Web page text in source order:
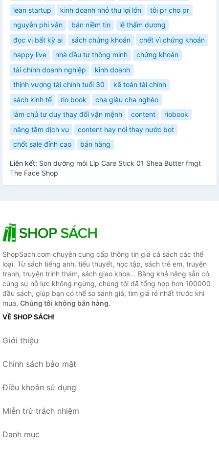
lean startup
kinh doanh nhỏ thu lợi lớn
tôi pr cho pr
nguyễn phi vân
bán niềm tin
lê thẩm dương
đọc vị bất kỳ ai
sách chứng khoán
chết vì chứng khoán
happy live
nhà đầu tư thông minh
chứng khoán
tài chính doanh nghiệp
kinh doanh
thịnh vượng tài chính tuổi 30
kế toán tài chính
sách kinh tế
rio book
cha giàu cha nghèo
làm chủ tư duy thay đổi vận mệnh
content
riobook
nâng tầm dịch vụ
content hay nói thay nước bọt
chốt sale đỉnh cao
bán hàng
Liên kết: Son dưỡng môi Lip Care Stick 01 Shea Butter fmgt
The Face Shop
ShopSach.com chuyên cung cấp thông tin giá cả sách các thể
loại. Từ sách tiếng anh, tiểu thuyết, học tập, sách trẻ em, truyện
tranh, truyện trinh thám, sách giao khoa... Bằng khả năng sẵn có
cùng sự nỗ lực không ngừng, chúng tôi đã tổng hợp hơn 100000
đầu sách, giúp bạn có thể so sánh giá, tìm giá rẻ nhất trước khi
mua. Chúng tôi không bán hàng.
VỀ SHOP SÁCH!
Giới thiệu
Chính sách bảo mật
Điều khoản sử dụng
Miễn trừ trách nhiệm
Danh mục